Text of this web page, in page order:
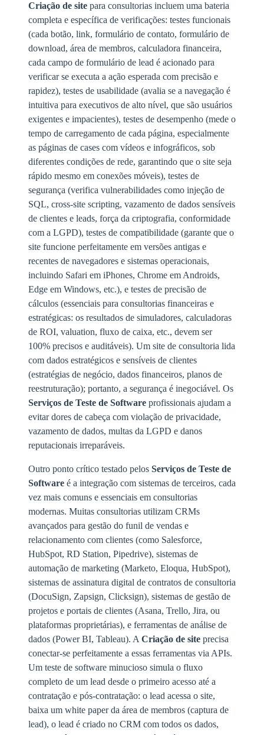
Criação de site para consultorias incluem uma bateria
completa e específica de verificações: testes funcionais
(cada botão, link, formulário de contato, formulário de
download, área de membros, calculadora financeira,
cada campo de formulário de lead é acionado para
verificar se executa a ação esperada com precisão e
rapidez), testes de usabilidade (avalia se a navegação é
intuitiva para executivos de alto nível, que são usuários
exigentes e impacientes), testes de desempenho (mede o
tempo de carregamento de cada página, especialmente
as páginas de cases com vídeos e infográficos, sob
diferentes condições de rede, garantindo que o site seja
rápido mesmo em conexões móveis), testes de
segurança (verifica vulnerabilidades como injeção de
SQL, cross-site scripting, vazamento de dados sensíveis
de clientes e leads, força da criptografia, conformidade
com a LGPD), testes de compatibilidade (garante que o
site funcione perfeitamente em versões antigas e
recentes de navegadores e sistemas operacionais,
incluindo Safari em iPhones, Chrome em Androids,
Edge em Windows, etc.), e testes de precisão de
cálculos (essenciais para consultorias financeiras e
estratégicas: os resultados de simuladores, calculadoras
de ROI, valuation, fluxo de caixa, etc., devem ser
100% precisos e auditáveis). Um site de consultoria lida
com dados estratégicos e sensíveis de clientes
(estratégias de negócio, dados financeiros, planos de
reestruturação); portanto, a segurança é inegociável. Os
Serviços de Teste de Software profissionais ajudam a
evitar dores de cabeça com violação de privacidade,
vazamento de dados, multas da LGPD e danos
reputacionais irreparáveis.
Outro ponto crítico testado pelos Serviços de Teste de
Software é a integração com sistemas de terceiros, cada
vez mais comuns e essenciais em consultorias
modernas. Muitas consultorias utilizam CRMs
avançados para gestão do funil de vendas e
relacionamento com clientes (como Salesforce,
HubSpot, RD Station, Pipedrive), sistemas de
automação de marketing (Marketo, Eloqua, HubSpot),
sistemas de assinatura digital de contratos de consultoria
(DocuSign, Zapsign, Clicksign), sistemas de gestão de
projetos e portais de clientes (Asana, Trello, Jira, ou
plataformas proprietárias), e ferramentas de análise de
dados (Power BI, Tableau). A Criação de site precisa
conectar-se perfeitamente a essas ferramentas via APIs.
Um teste de software minucioso simula o fluxo
completo de um lead desde o primeiro acesso até a
contratação e pós-contratação: o lead acessa o site,
baixa um white paper da área de membros (captura de
lead), o lead é criado no CRM com todos os dados,